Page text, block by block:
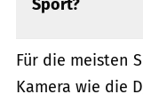
Sport?
Für die meisten
Kamera wie die